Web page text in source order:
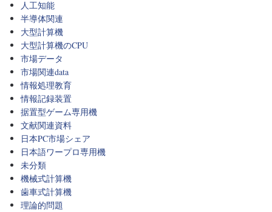
人工知能
半導体関連
大型計算機
大型計算機のCPU
市場データ
市場関連data
情報処理教育
情報記録装置
据置型ゲーム専用機
文献関連資料
日本PC市場シェア
日本語ワープロ専用機
未分類
機械式計算機
歯車式計算機
理論的問題